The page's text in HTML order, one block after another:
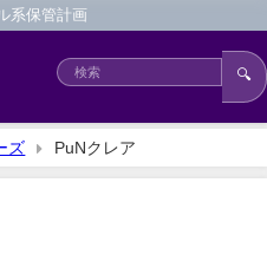
系保管計画
🔍
ズ PuNクレア